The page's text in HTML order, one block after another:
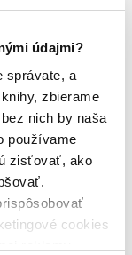
údajmi?
správate, a
zbierame
nich by naša
používame
zisťovať, ako
cookies
dostupná (bez
- výborný stav
čítaná - mierne
čítané verzie